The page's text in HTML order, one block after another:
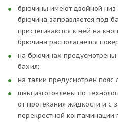
брючины имеют двойной
брючина заправляется под
пристёгиваются к ней на
брючина располагается
на брючинах предусмотрены
бахил;
на талии предусмотрен пояс
швы изготовлены по
от протекания жидкости и с
перекрестной контаминации